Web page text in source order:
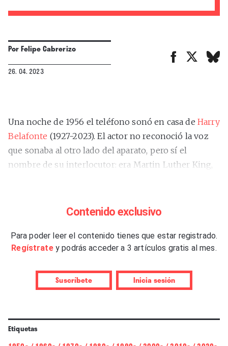
PorFelipe Cabrerizo
26. 04. 2023
Una noche de 1956 el teléfono sonó en casa de Harry
Belafonte (1927-2023). El actor no reconoció la voz
que sonaba al otro lado del aparato, pero sí el
nombre de su interlocutor: era Martin Luther King,
difuso movimiento por los derechos civiles.
La llamada no presentaba una perspectiva sencilla.
Apoyar públicamente a King implicaba la condena
segregacionismo todavía tenía rango de ley. Pero
Belafonte llevaba unas palabras grabadas a fuego en
luchar por la libertad o la esclavitud”. Las había oído
en boca de Paul Robeson, cantante negro enrolado
Contenido exclusivo
Para poder leer el contenido tienes que estar registrado.
Regístrate y podrás acceder a 3 artículos gratis al mes.
Suscríbete Inicia sesión
Etiquetas